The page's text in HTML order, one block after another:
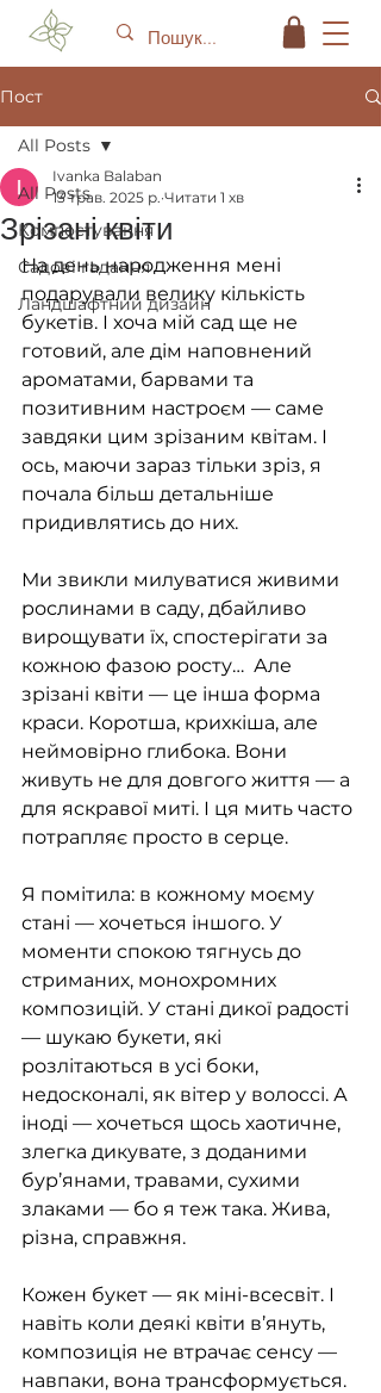
Пост
All Posts
Компостування
Садові гадання
Ландшафтний дизайн
All Posts
Зрізані квіти
Ivanka Balaban
13 трав. 2025 р. Читати 1 хв
На день народження мені
подарували велику кількість
букетів. І хоча мій сад ще не
готовий, але дім наповнений
ароматами, барвами та
позитивним настроєм — саме
завдяки цим зрізаним квітам. І
ось, маючи зараз тільки зріз, я
почала більш детальніше
придивлятись до них.
Ми звикли милуватися живими
рослинами в саду, дбайливо
вирощувати їх, спостерігати за
кожною фазою росту…  Але
зрізані квіти — це інша форма
краси. Коротша, крихкіша, але
неймовірно глибока. Вони
живуть не для довгого життя — а
для яскравої миті. І ця мить часто
потрапляє просто в серце.
Я помітила: в кожному моєму
стані — хочеться іншого. У
моменти спокою тягнусь до
стриманих, монохромних
композицій. У стані дикої радості
— шукаю букети, які
розлітаються в усі боки,
недосконалі, як вітер у волоссі. А
іноді — хочеться щось хаотичне,
злегка дикувате, з доданими
бур’янами, травами, сухими
злаками — бо я теж така. Жива,
різна, справжня.
Кожен букет — як міні-всесвіт. І
навіть коли деякі квіти в’януть,
композиція не втрачає сенсу —
навпаки, вона трансформується.